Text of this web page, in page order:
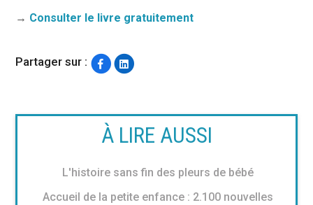
→ Consulter le livre gratuitement
Partager sur :
À LIRE AUSSI
L'histoire sans fin des pleurs de bébé
Accueil de la petite enfance : 2.100 nouvelles